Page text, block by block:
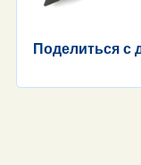
Поделиться с